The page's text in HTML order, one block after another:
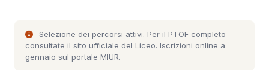
Selezione dei percorsi attivi. Per il PTOF completo
consultate il sito ufficiale del Liceo. Iscrizioni online a
gennaio sul portale MIUR.